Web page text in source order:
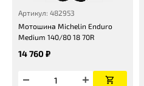
Артикул: 482953
Мотошина Michelin Enduro
Medium 140/80 18 70R
14 760 ₽